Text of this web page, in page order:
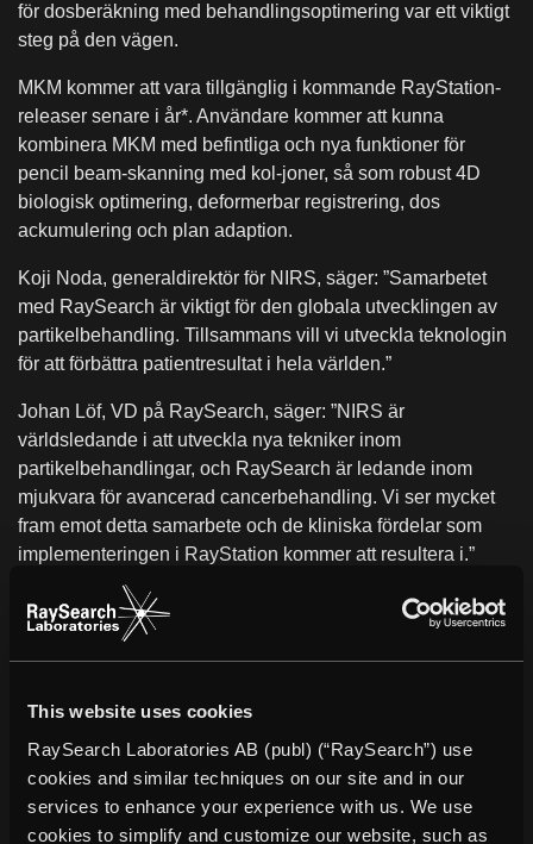
This website uses cookies
RaySearch Laboratories AB (publ) (“RaySearch”) use
cookies and similar techniques on our site and in our
services to enhance your experience with us. We use
cookies to simplify and customize our website, such as
för dosberäkning med behandlingsoptimering var ett viktigt
steg på den vägen.
MKM kommer att vara tillgänglig i kommande RayStation-
releaser senare i år*. Användare kommer att kunna
kombinera MKM med befintliga och nya funktioner för
pencil beam-skanning med kol-joner, så som robust 4D
biologisk optimering, deformerbar registrering, dos
ackumulering och plan adaption.
Koji Noda, generaldirektör för NIRS, säger: ”Samarbetet
med RaySearch är viktigt för den globala utvecklingen av
partikelbehandling. Tillsammans vill vi utveckla teknologin
för att förbättra patientresultat i hela världen.”
Johan Löf, VD på RaySearch, säger: ”NIRS är
världsledande i att utveckla nya tekniker inom
partikelbehandlingar, och RaySearch är ledande inom
mjukvara för avancerad cancerbehandling. Vi ser mycket
fram emot detta samarbete och de kliniska fördelar som
implementeringen i RayStation kommer att resultera i.”
Om NIRS/QST
vetenskap i Japan. Under följande årtionden har uppdraget
av strålning. Den aggressiva tillämpningen inkluderar
avbildande av biologiska förändringar på molekylärnivå,
och cancerbehandling med högenergi-partikelstrålning.